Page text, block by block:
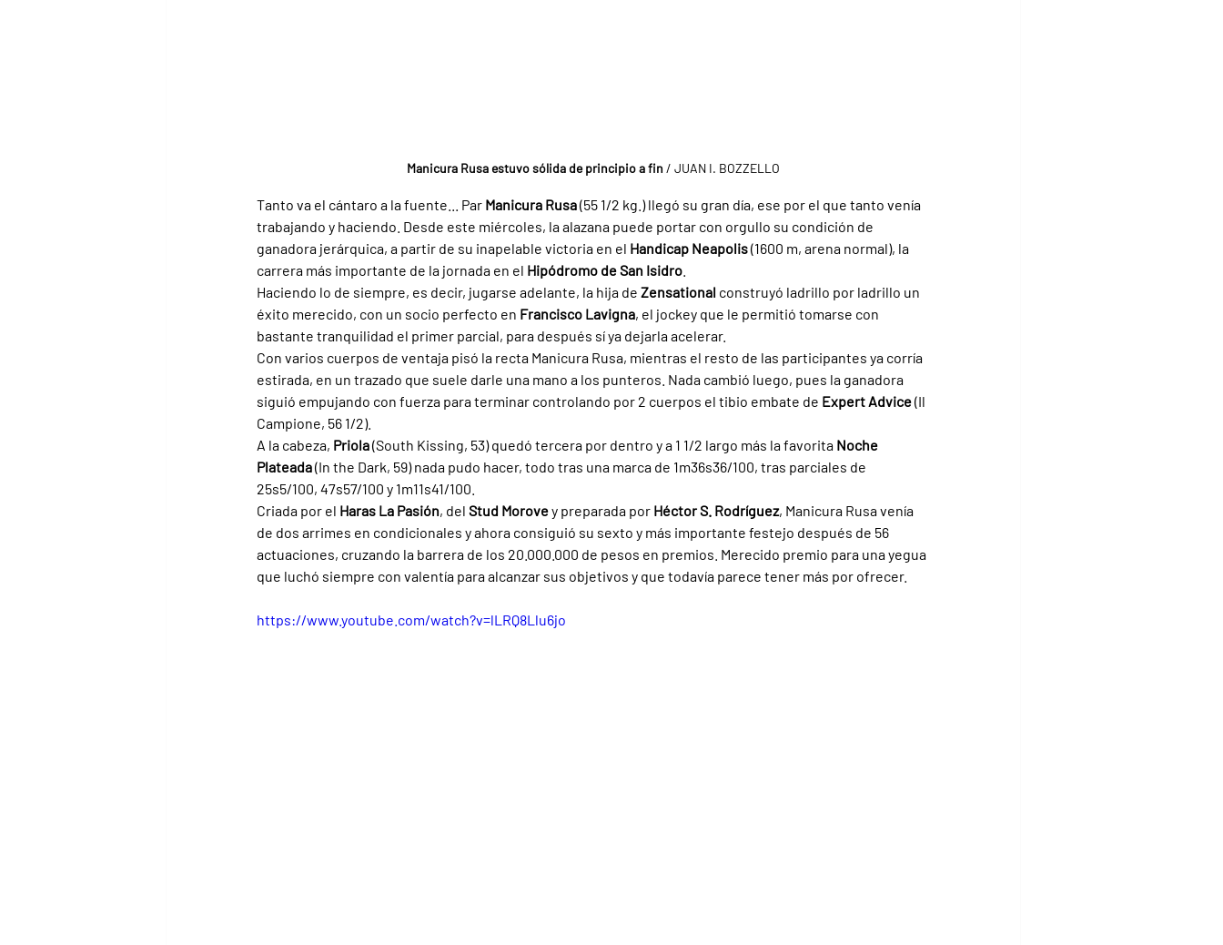
Manicura Rusa estuvo sólida de principio a fin / JUAN I. BOZZELLO
Tanto va el cántaro a la fuente... Par Manicura Rusa (55 1/2 kg.) llegó su gran día, ese por el que tanto venía
trabajando y haciendo. Desde este miércoles, la alazana puede portar con orgullo su condición de
ganadora jerárquica, a partir de su inapelable victoria en el Handicap Neapolis (1600 m, arena normal), la
carrera más importante de la jornada en el Hipódromo de San Isidro
Haciendo lo de siempre, es decir, jugarse adelante, la hija de Zensational construyó ladrillo por ladrillo un
éxito merecido, con un socio perfecto en Francisco Lavigna, el jockey que le permitió tomarse con
bastante tranquilidad el primer parcial, para después sí ya dejarla acelerar.
Con varios cuerpos de ventaja pisó la recta Manicura Rusa, mientras el resto de las participantes ya corría
estirada, en un trazado que suele darle una mano a los punteros. Nada cambió luego, pues la ganadora
siguió empujando con fuerza para terminar controlando por 2 cuerpos el tibio embate de Expert Advice (Il
Campione, 56 1/2).
A la cabeza, Priola (South Kissing, 53) quedó tercera por dentro y a 1 1/2 largo más la favorita Noche
Plateada (In the Dark, 59) nada pudo hacer, todo tras una marca de 1m36s36/100, tras parciales de
25s5/100, 47s57/100 y 1m11s41/100.
Criada por el Haras La Pasión, del Stud Morove y preparada por Héctor S. Rodríguez, Manicura Rusa venía
de dos arrimes en condicionales y ahora consiguió su sexto y más importante festejo después de 56
actuaciones, cruzando la barrera de los 20.000.000 de pesos en premios. Merecido premio para una yegua
que luchó siempre con valentía para alcanzar sus objetivos y que todavía parece tener más por ofrecer.
https://www.youtube.com/watch?v=lLRQ8Llu6jo